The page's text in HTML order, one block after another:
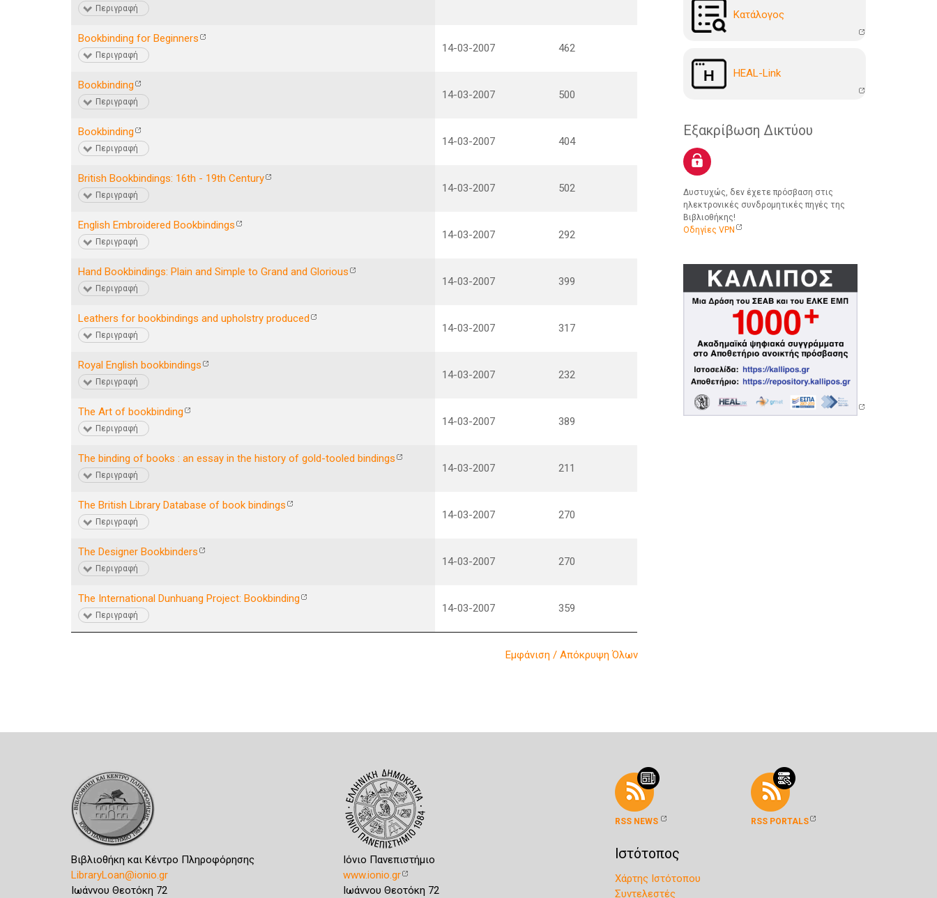
Περιγραφή
Bookbinding for Beginners
Περιγραφή
14-03-2007 462
Bookbinding
Περιγραφή
14-03-2007 500
Bookbinding
Περιγραφή
14-03-2007 404
British Bookbindings: 16th - 19th Century
Περιγραφή
14-03-2007 502
English Embroidered Bookbindings
Περιγραφή
14-03-2007 292
Hand Bookbindings: Plain and Simple to Grand and Glorious
Περιγραφή
14-03-2007 399
Leathers for bookbindings and upholstry produced
Περιγραφή
14-03-2007 317
Royal English bookbindings
Περιγραφή
14-03-2007 232
The Art of bookbinding
Περιγραφή
14-03-2007 389
The binding of books : an essay in the history of gold-tooled bindings
Περιγραφή
14-03-2007 211
The British Library Database of book bindings
Περιγραφή
14-03-2007 270
The Designer Bookbinders
Περιγραφή
14-03-2007 270
The International Dunhuang Project: Bookbinding
Περιγραφή
14-03-2007 359
Εμφάνιση / Απόκρυψη Όλων
Kατάλογoς
HEAL-Link
Εξακρίβωση Δικτύου
Δυστυχώς, δεν έχετε πρόσβαση στις
ηλεκτρονικές συνδρομητικές πηγές της
Βιβλιοθήκης!
Οδηγίες VPN
Βιβλιοθήκη και Κέντρο Πληροφόρησης
LibraryLoan@ionio.gr
Ιωάννου Θεοτόκη 72
Ιόνιο Πανεπιστήμιο
www.ionio.gr
Ιωάννου Θεοτόκη 72
RSS NEWS RSS PORTALS
Ιστότοπος
Χάρτης Ιστότοπου
Συντελεστές